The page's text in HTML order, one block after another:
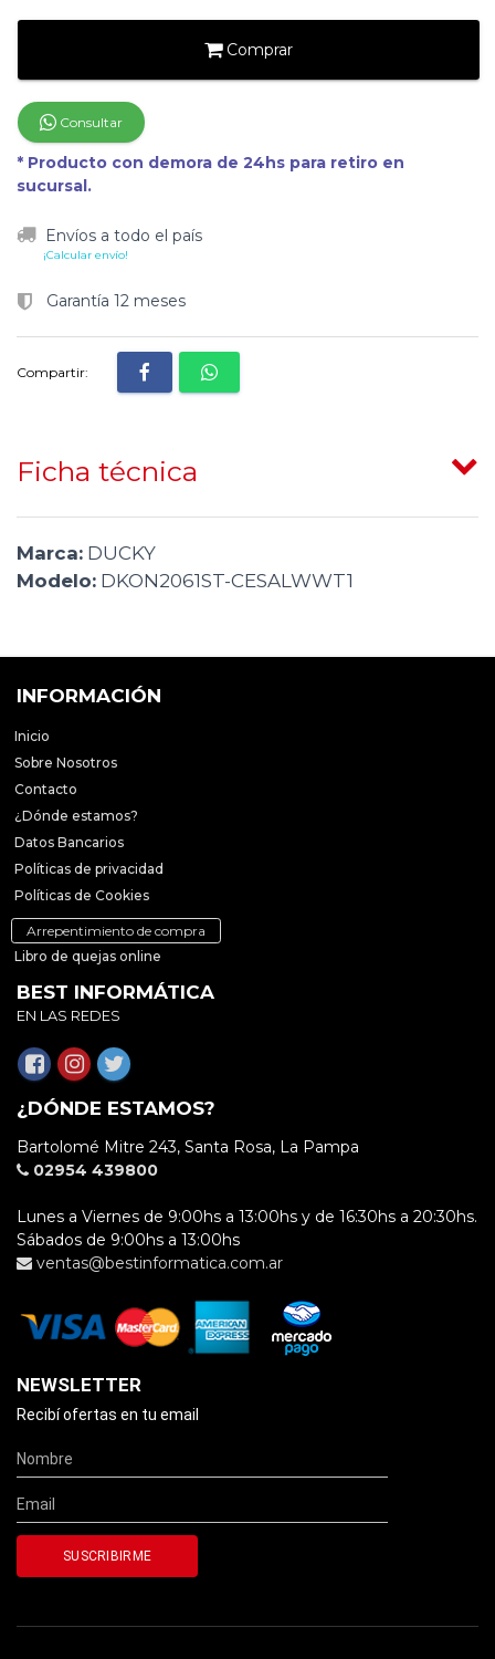
Comprar
Consultar
* Producto con demora de 24hs para retiro en
sucursal.
Envíos a todo el país
¡Calcular envío!
Garantía 12 meses
Compartir:
Ficha técnica
Marca: DUCKY
Modelo: DKON2061ST-CESALWWT1
INFORMACIÓN
Inicio
Sobre Nosotros
Contacto
¿Dónde estamos?
Datos Bancarios
Políticas de privacidad
Políticas de Cookies
Arrepentimiento de compra
Libro de quejas online
BEST INFORMÁTICA
EN LAS REDES
¿DÓNDE ESTAMOS?
Bartolomé Mitre 243, Santa Rosa, La Pampa
02954 439800
Lunes a Viernes de 9:00hs a 13:00hs y de 16:30hs a 20:30hs.
Sábados de 9:00hs a 13:00hs
ventas@bestinformatica.com.ar
NEWSLETTER
Recibí ofertas en tu email